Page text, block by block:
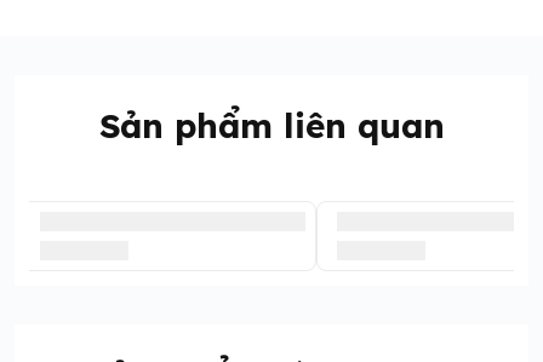
Sản phẩm liên quan